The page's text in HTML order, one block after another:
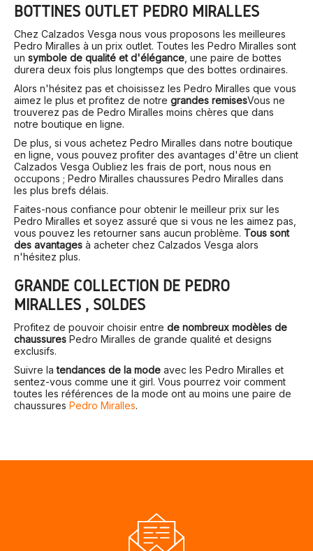
BOTTINES OUTLET PEDRO MIRALLES
Chez Calzados Vesga nous vous proposons les meilleures
Pedro Miralles à un prix outlet. Toutes les Pedro Miralles sont
un symbole de qualité et d'élégance, une paire de bottes
durera deux fois plus longtemps que des bottes ordinaires.
Alors n'hésitez pas et choisissez les Pedro Miralles que vous
aimez le plus et profitez de notre grandes remisesVous ne
trouverez pas de Pedro Miralles moins chères que dans
notre boutique en ligne.
De plus, si vous achetez Pedro Miralles dans notre boutique
en ligne, vous pouvez profiter des avantages d'être un client
Calzados Vesga Oubliez les frais de port, nous nous en
occupons ; Pedro Miralles chaussures Pedro Miralles dans
les plus brefs délais.
Faites-nous confiance pour obtenir le meilleur prix sur les
Pedro Miralles et soyez assuré que si vous ne les aimez pas,
vous pouvez les retourner sans aucun problème. Tous sont
des avantages à acheter chez Calzados Vesga alors
n'hésitez plus.
GRANDE COLLECTION DE PEDRO
MIRALLES , SOLDES
Profitez de pouvoir choisir entre de nombreux modèles de
chaussures Pedro Miralles de grande qualité et designs
exclusifs.
Suivre latendances de la mode avec les Pedro Miralles et
sentez-vous comme une it girl. Vous pourrez voir comment
toutes les références de la mode ont au moins une paire de
chaussures Pedro Miralles.